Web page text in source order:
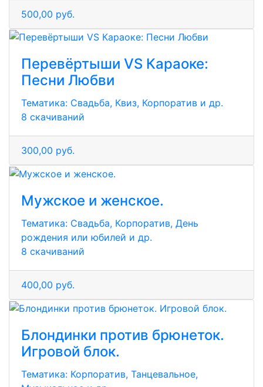
500,00 руб.
Перевёртыши VS Караоке:
Песни Любви
Тематика: Свадьба, Квиз, Корпоратив и др.
8 скачиваний
300,00 руб.
Мужское и женское.
Тематика: Свадьба, Корпоратив, День
рождения или юбилей и др.
8 скачиваний
400,00 руб.
Блондинки против брюнеток.
Игровой блок.
Тематика: Корпоратив, Танцевальное,